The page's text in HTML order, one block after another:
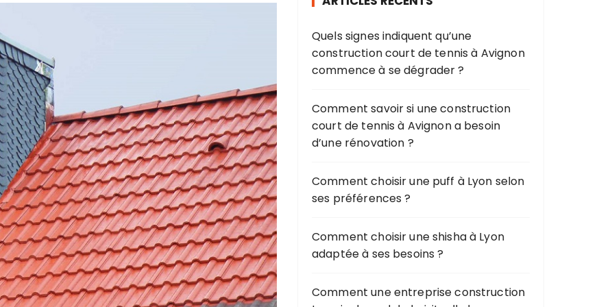
e
p
o
r
:
Quels signes indiquent qu’une
construction court de tennis à Avignon
commence à se dégrader ?
Comment savoir si une construction
court de tennis à Avignon a besoin
d’une rénovation ?
Comment choisir une puff à Lyon selon
ses préférences ?
Comment choisir une shisha à Lyon
adaptée à ses besoins ?
Comment une entreprise construction